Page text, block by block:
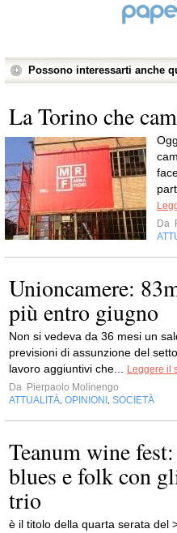
Possono interessarti anche
La Torino che
Da
Unioncamere:
più entro giugno
Non si vedeva da 36 mesi un
previsioni di assunzione del
lavoro aggiuntivi che...
Leggere il
Da Pierpaolo Molinengo
ATTUALITÀ OPINIONI SOCIETÀ
Teanum wine
blues e folk con
trio
è il titolo della quarta serata del